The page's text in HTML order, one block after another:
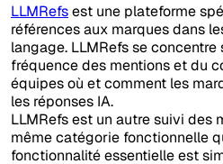
LLMRefsest une plateforme
références aux marques dans
langage. LLMRefs se
fréquence des mentions et du
équipes où et comment les
les réponses IA.
LLMRefs est un autre suivi des
même catégorie fonctionnelle
fonctionnalité essentielle est